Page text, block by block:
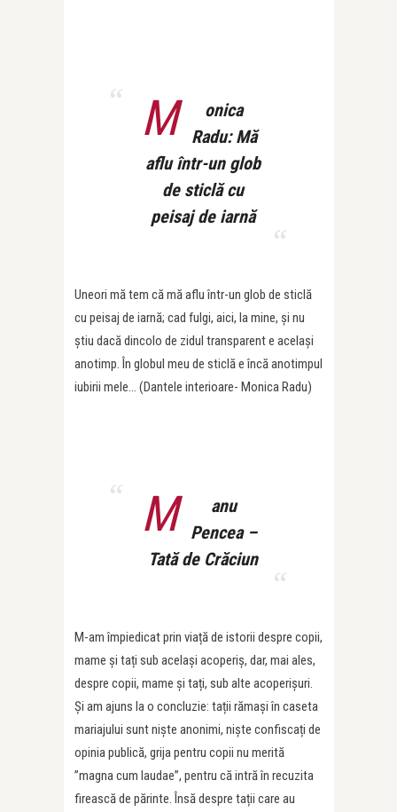
M
onica
Radu: Mă
aflu într-un glob
de sticlă cu
peisaj de iarnă
Uneori mă tem că mă aflu într-un glob de sticlă
cu peisaj de iarnă; cad fulgi, aici, la mine, și nu
știu dacă dincolo de zidul transparent e același
anotimp. În globul meu de sticlă e încă anotimpul
iubirii mele… (Dantele interioare- Monica Radu)
M
anu
Pencea –
Tată de Crăciun
M-am împiedicat prin viață de istorii despre copii,
mame și tați sub același acoperiș, dar, mai ales,
despre copii, mame și tați, sub alte acoperișuri.
Și am ajuns la o concluzie: tații rămași în caseta
mariajului sunt niște anonimi, niște confiscați de
opinia publică, grija pentru copii nu merită
”magna cum laudae”, pentru că intră în recuzita
firească de părinte. Însă despre tații care au